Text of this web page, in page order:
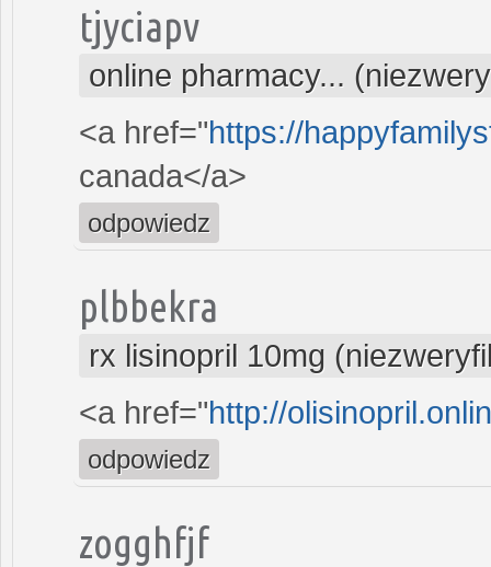
tjyciapv
online pharmacy...
<a href="https://
canada</a>
odpowiedz
plbbekra
rx lisinopril 10mg
<a href="http://
odpowiedz
zogghfjf